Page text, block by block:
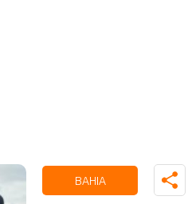
BAHIA